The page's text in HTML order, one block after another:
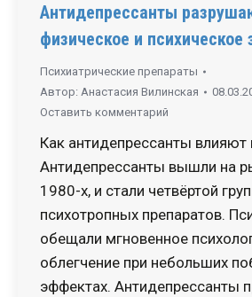
Антидепрессанты
физическое и психическое
Психиатрические препараты
Автор: Анастасия Вилинская
Оставить комментарий
Как антидепрессанты влияют
Антидепрессанты вышли на
1980-х, и стали четвёртой
психотропных препаратов.
обещали мгновенное
облегчение при небольших
эффектах. Антидепрессанты